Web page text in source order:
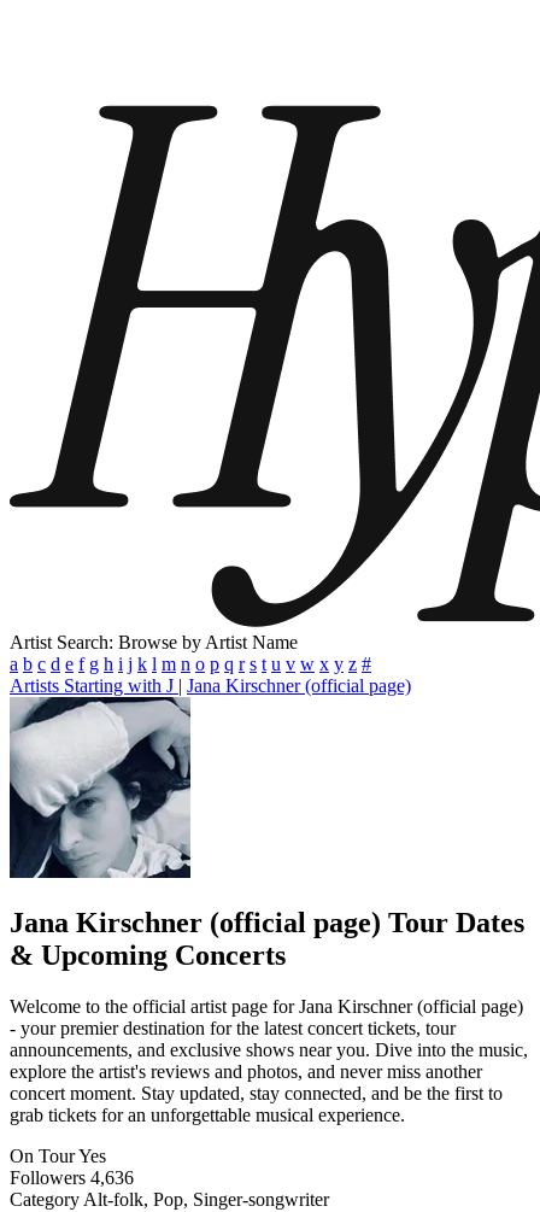
Artist Search: Browse by Artist Name
a b c d e f g h i j k l m n o p q r s t u v w x y z #
Artists Starting with J | Jana Kirschner (official page)
Jana Kirschner (official page) Tour Dates
& Upcoming Concerts
Welcome to the official artist page for Jana Kirschner (official page)
- your premier destination for the latest concert tickets, tour
announcements, and exclusive shows near you. Dive into the music,
explore the artist's reviews and photos, and never miss another
concert moment. Stay updated, stay connected, and be the first to
grab tickets for an unforgettable musical experience.
On TourYes
Followers 4,636
Category Alt-folk, Pop, Singer-songwriter